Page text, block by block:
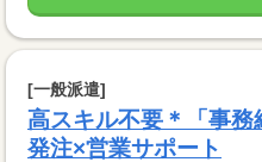
[一般派遣]
高スキル不要＊「事
発注×営業サポート